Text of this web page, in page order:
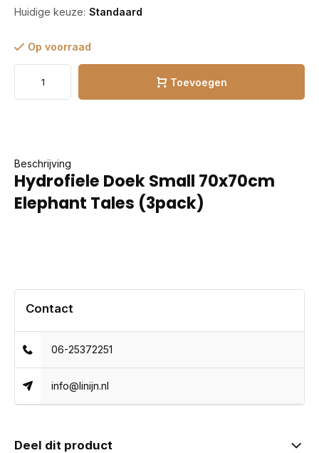
Huidige keuze: Standaard
Op voorraad
Toevoegen
Beschrijving
Hydrofiele Doek Small 70x70cm
Elephant Tales (3pack)
Contact
06-25372251
info@linijn.nl
Deel dit product